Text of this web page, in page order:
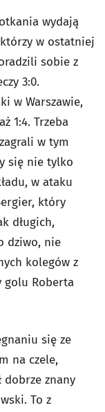
wydają
w ostatniej
sobie z
3:0.
w Warszawie,
1:4. Trzeba
w tym
się nie tylko
w ataku
który
długich,
dziwo, nie
kolegów z
golu Roberta
się ze
na czele,
dobrze znany
To z